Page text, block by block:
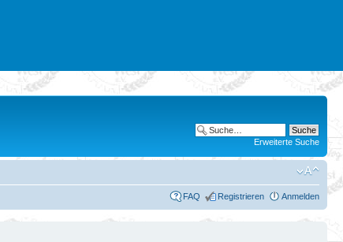
Erweiterte Suche
FAQ Registrieren Anmelden